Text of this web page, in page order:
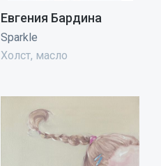
Евгения Бардина
Sparkle
Холст, масло